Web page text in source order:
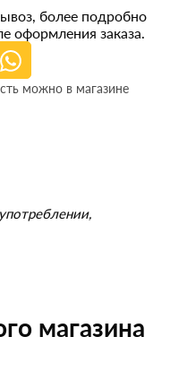
более подробно
оформления заказа.
можно в магазине
магазина